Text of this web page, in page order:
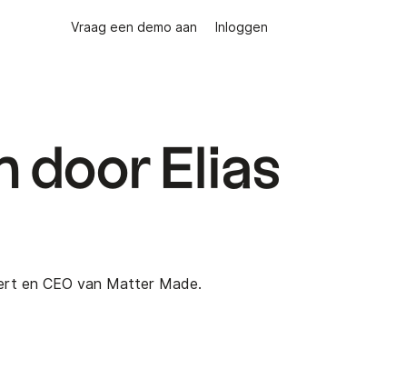
Vraag een demo aan Inloggen
door Elias
en CEO van Matter Made.